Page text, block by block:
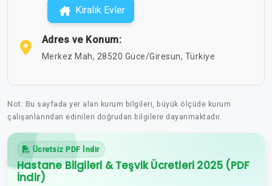
Kiralık Evler
Adres ve Konum:
Merkez Mah, 28520 Güce/Giresun, Türkiye
Not: Bu sayfada yer alan kurum bilgileri, büyük ölçüde kurum
çalışanlarından edinilen doğrudan bilgilere dayanmaktadır.
Ücretsiz PDF İndir
Hastane Bilgileri & Teşvik Ücretleri 2025 (PDF
İndir)